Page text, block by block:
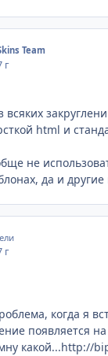
Team
г
всяких
html и
не
да и другие
г
когда я
появляется
мну какой...http://